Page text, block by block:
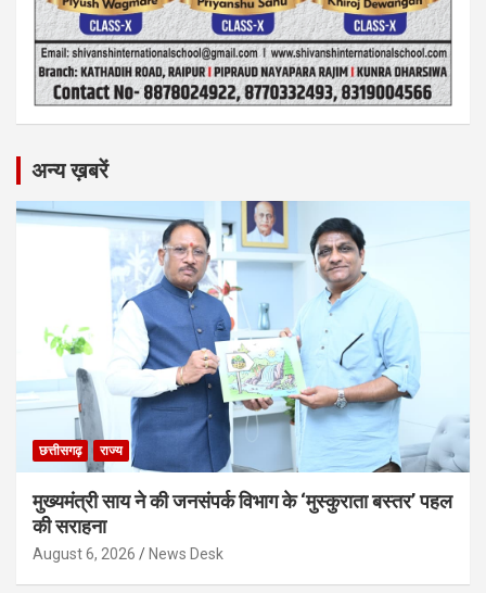
अन्य ख़बरें
छत्तीसगढ़ राज्य
मुख्यमंत्री साय ने की जनसंपर्क विभाग के ‘मुस्कुराता बस्तर’ पहल
की सराहना
August 6, 2026 News Desk